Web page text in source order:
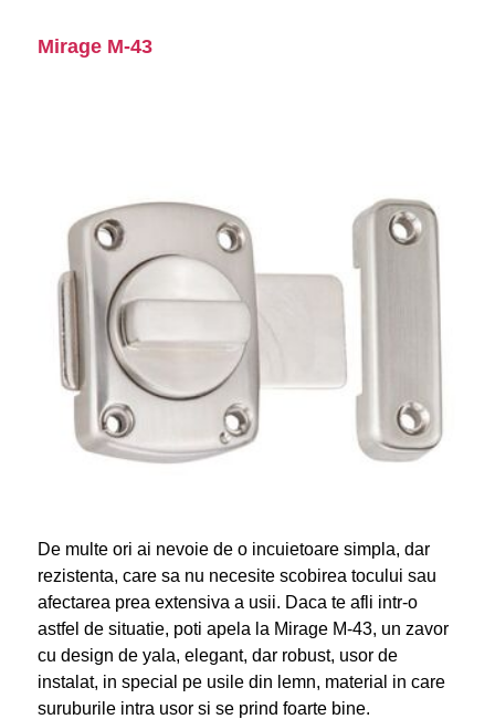
Mirage M-43
De multe ori ai nevoie de o incuietoare simpla, dar
rezistenta, care sa nu necesite scobirea tocului sau
afectarea prea extensiva a usii. Daca te afli intr-o
astfel de situatie, poti apela la Mirage M-43, un zavor
cu design de yala, elegant, dar robust, usor de
instalat, in special pe usile din lemn, material in care
suruburile intra usor si se prind foarte bine.